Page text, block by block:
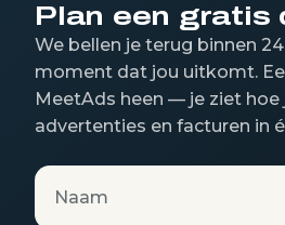
Plan een gratis
We bellen je terug binnen
moment dat jou uitkomt.
MeetAds heen — je ziet hoe
advertenties en facturen in
Naam